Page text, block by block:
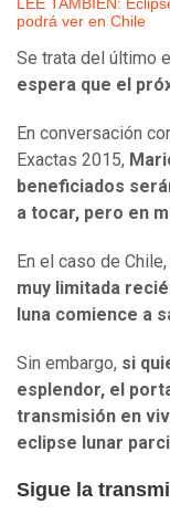
LEE TAMBIÉN:
podrá ver en Chile
Se trata del último
espera que el
En conversación
Exactas 2015,
beneficiados
a tocar, pero en
En el caso de Chile,
muy limitada
luna comience a
Sin embargo, si
esplendor, el
transmisión en
eclipse lunar
Sigue la